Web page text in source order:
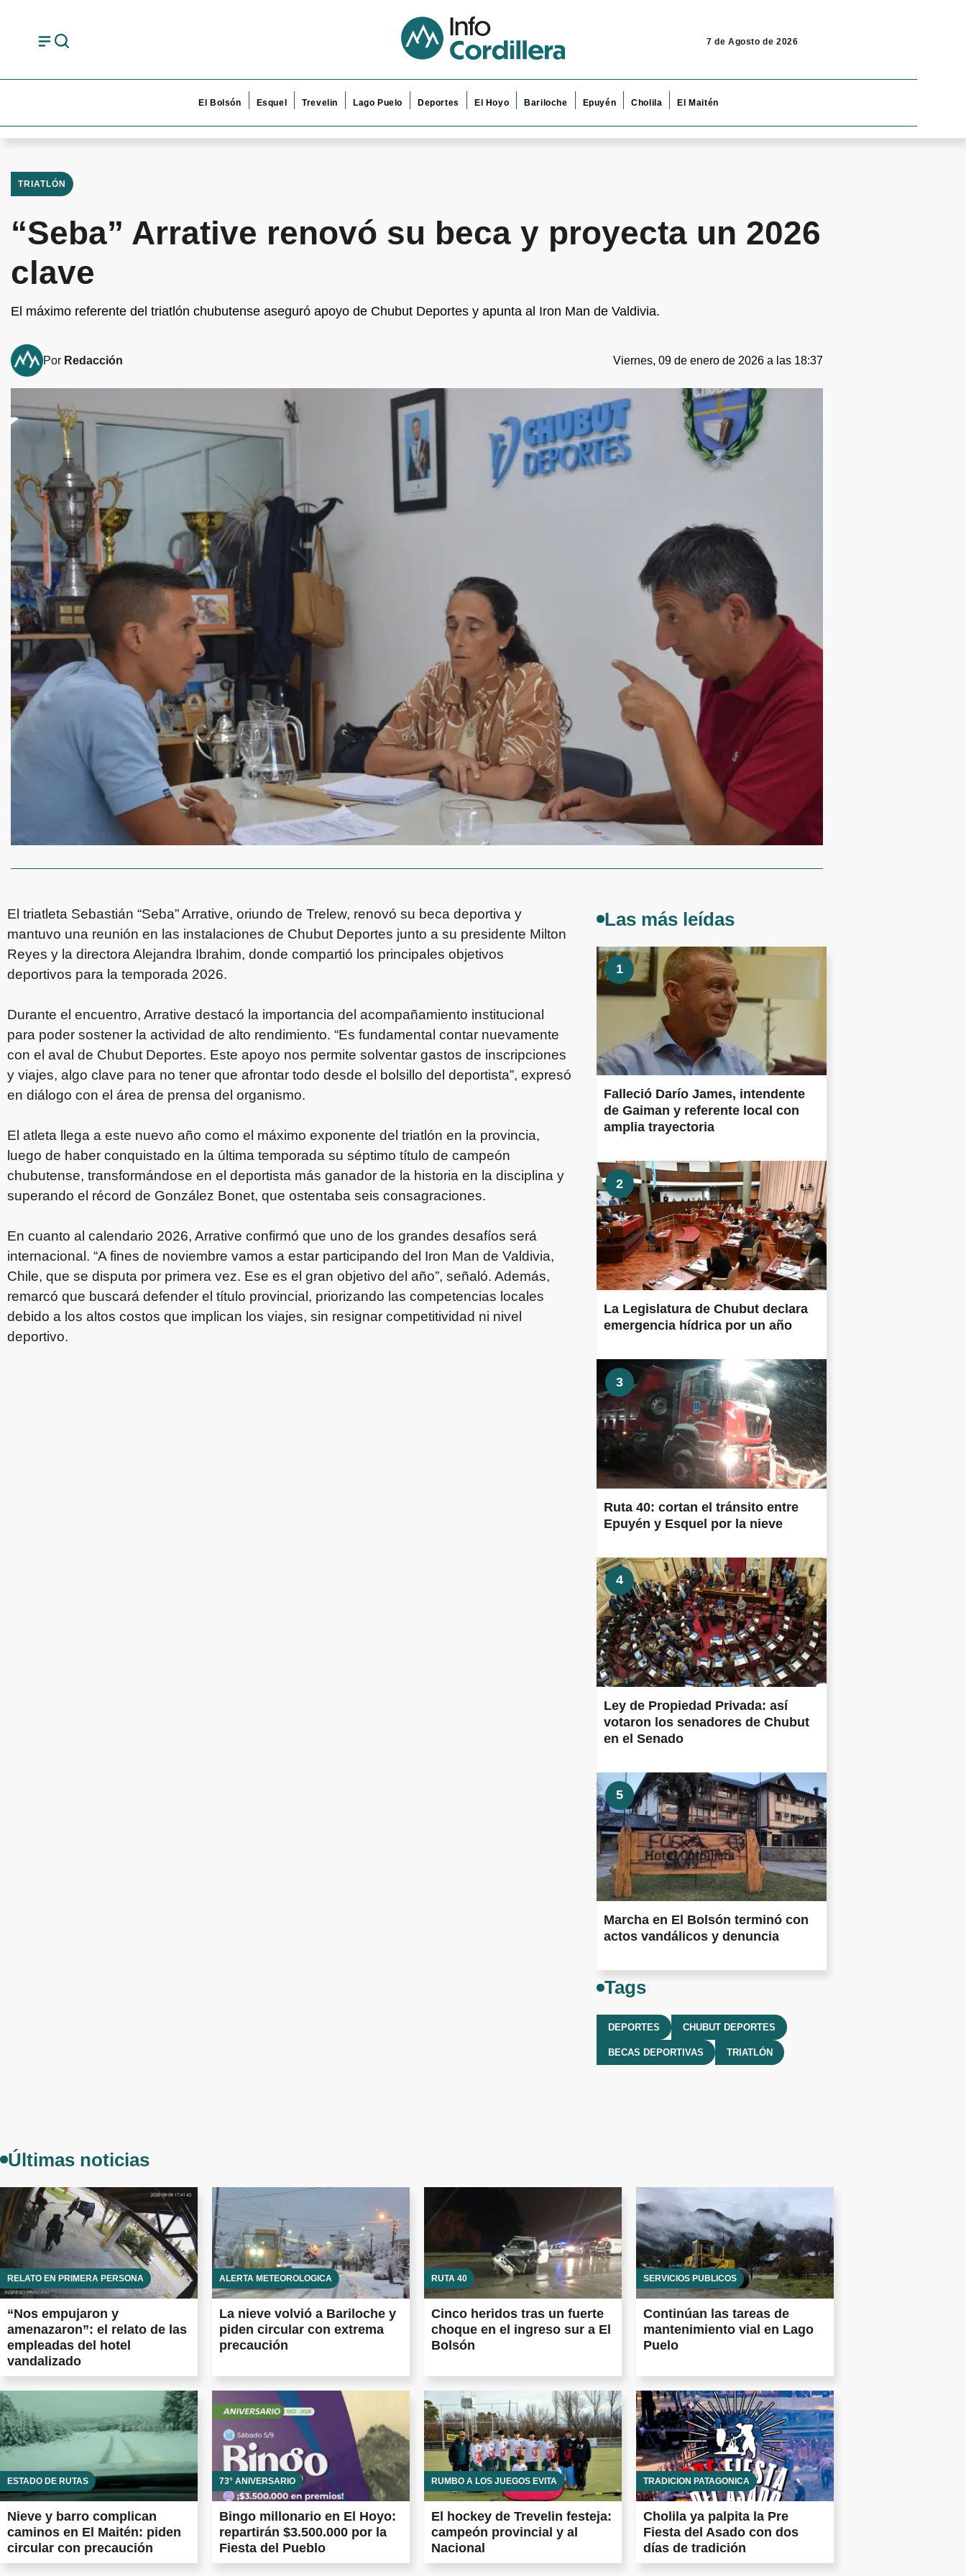
7 de Agosto de 2026
El Bolsón Esquel Trevelin Lago Puelo Deportes El Hoyo Bariloche Epuyén Cholila El Maitén
TRIATLÓN
“Seba” Arrative renovó su beca y proyecta un 2026
clave
El máximo referente del triatlón chubutense aseguró apoyo de Chubut Deportes y apunta al Iron Man de Valdivia.
Por Redacción Viernes, 09 de enero de 2026 a las 18:37
El triatleta Sebastián “Seba” Arrative, oriundo de Trelew, renovó su beca deportiva y
mantuvo una reunión en las instalaciones de Chubut Deportes junto a su presidente Milton
Reyes y la directora Alejandra Ibrahim, donde compartió los principales objetivos
deportivos para la temporada 2026.
Durante el encuentro, Arrative destacó la importancia del acompañamiento institucional
para poder sostener la actividad de alto rendimiento. “Es fundamental contar nuevamente
con el aval de Chubut Deportes. Este apoyo nos permite solventar gastos de inscripciones
y viajes, algo clave para no tener que afrontar todo desde el bolsillo del deportista”, expresó
en diálogo con el área de prensa del organismo.
El atleta llega a este nuevo año como el máximo exponente del triatlón en la provincia,
luego de haber conquistado en la última temporada su séptimo título de campeón
chubutense, transformándose en el deportista más ganador de la historia en la disciplina y
superando el récord de González Bonet, que ostentaba seis consagraciones.
En cuanto al calendario 2026, Arrative confirmó que uno de los grandes desafíos será
internacional. “A fines de noviembre vamos a estar participando del Iron Man de Valdivia,
Chile, que se disputa por primera vez. Ese es el gran objetivo del año”, señaló. Además,
remarcó que buscará defender el título provincial, priorizando las competencias locales
debido a los altos costos que implican los viajes, sin resignar competitividad ni nivel
deportivo.
Las más leídas
1
Falleció Darío James, intendente
de Gaiman y referente local con
amplia trayectoria
2
La Legislatura de Chubut declara
emergencia hídrica por un año
3
Ruta 40: cortan el tránsito entre
Epuyén y Esquel por la nieve
4
Ley de Propiedad Privada: así
votaron los senadores de Chubut
en el Senado
5
Marcha en El Bolsón terminó con
actos vandálicos y denuncia
Tags
DEPORTES CHUBUT DEPORTES
BECAS DEPORTIVAS TRIATLÓN
Últimas noticias
RELATO EN PRIMERA PERSONA
“Nos empujaron y
amenazaron”: el relato de las
empleadas del hotel
vandalizado
ALERTA METEOROLÓGICA
La nieve volvió a Bariloche y
piden circular con extrema
precaución
RUTA 40
Cinco heridos tras un fuerte
choque en el ingreso sur a El
Bolsón
SERVICIOS PÚBLICOS
Continúan las tareas de
mantenimiento vial en Lago
Puelo
ESTADO DE RUTAS
Nieve y barro complican
caminos en El Maitén: piden
circular con precaución
73° ANIVERSARIO
Bingo millonario en El Hoyo:
repartirán $3.500.000 por la
Fiesta del Pueblo
RUMBO A LOS JUEGOS EVITA
El hockey de Trevelin festeja:
campeón provincial y al
Nacional
TRADICIÓN PATAGÓNICA
Cholila ya palpita la Pre
Fiesta del Asado con dos
días de tradición